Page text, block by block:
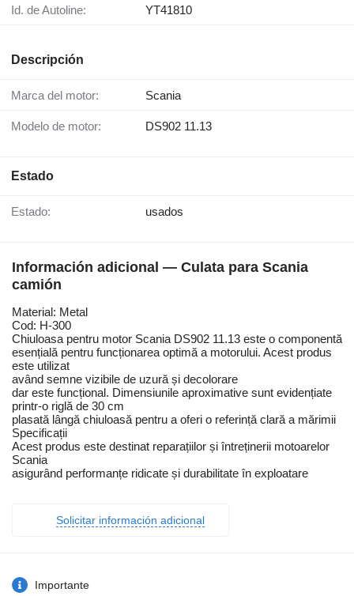
Id. de Autoline: YT41810
Descripción
Marca del motor: Scania
Modelo de motor: DS902 11.13
Estado
Estado: usados
Información adicional — Culata para Scania
camión
Material: Metal
Cod: H-300
Chiuloasa pentru motor Scania DS902 11.13 este o componentă
esențială pentru funcționarea optimă a motorului. Acest produs
este utilizat
având semne vizibile de uzură și decolorare
dar este funcțional. Dimensiunile aproximative sunt evidențiate
printr-o riglă de 30 cm
plasată lângă chiuloasă pentru a oferi o referință clară a mărimii
Specificații
Acest produs este destinat reparațiilor și întreținerii motoarelor
Scania
asigurând performanțe ridicate și durabilitate în exploatare
Solicitar información adicional
Importante